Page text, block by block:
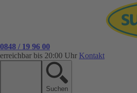
0848 / 19 96 00
erreichbar bis 20:00 Uhr Kontakt
Suchen